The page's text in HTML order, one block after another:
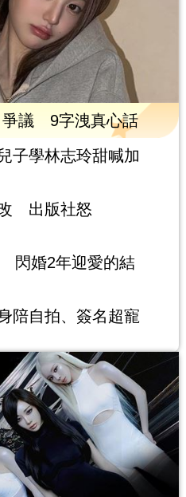
爭議 9字洩真心話
子學林志玲甜喊加
出版社怒
閃婚2年迎愛的結
陪自拍、簽名超寵